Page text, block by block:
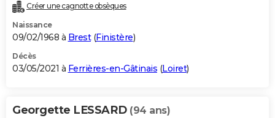
Créer une cagnotte obsèques
Naissance
09/02/1968 à Brest(Finistère)
Décès
03/05/2021 à Ferrières-en-Gâtinais (Loiret)
Georgette LESSARD (94 ans)